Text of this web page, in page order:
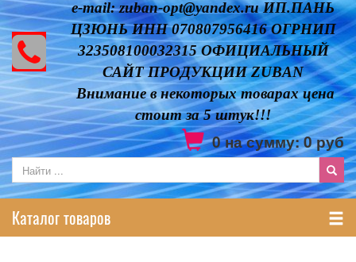
e-mail: zuban-opt@yandex.ru ИП.ПАНЬ
ЦЗЮНЬ ИНН 070807956416 ОГРНИП
323508100032315 ОФИЦИАЛЬНЫЙ
САЙТ ПРОДУКЦИИ ZUBAN
Внимание в некоторых товарах цена
стоит за 5 штук!!!
0на сумму:0руб
Каталог товаров